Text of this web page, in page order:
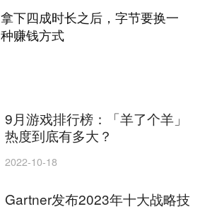
拿下四成时长之后，字节要换一
种赚钱方式
9月游戏排行榜：「羊了个羊」
热度到底有多大？
2022-10-18
Gartner发布2023年十大战略技